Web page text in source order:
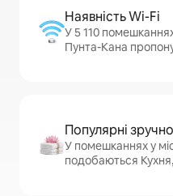
Наявність Wi-Fi
У 5 110
Пунта-Кана
Популярні
У помешканнях у
подобаються